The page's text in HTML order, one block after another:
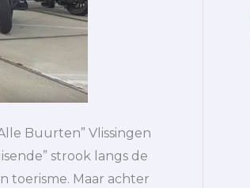
Buurten” Vlissingen
strook langs de
toerisme. Maar achter